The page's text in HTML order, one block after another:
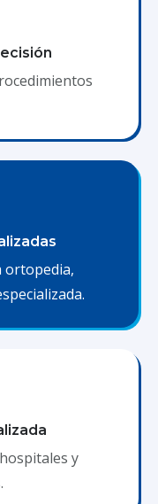
ortopedia,
y